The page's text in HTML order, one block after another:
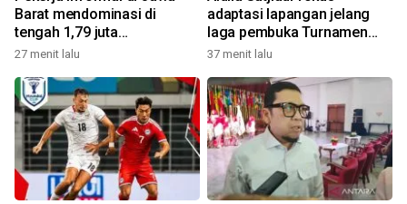
Barat mendominasi di
tengah 1,79 juta
pengangguran
27 menit lalu
adaptasi lapangan jelang
laga pembuka Turnamen
WTA 1000
37 menit lalu